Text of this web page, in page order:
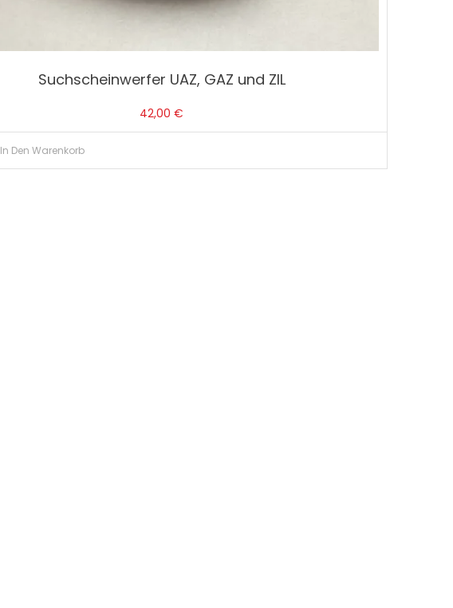
Suchscheinwerfer UAZ, GAZ und ZIL
42,00€
In Den Warenkorb